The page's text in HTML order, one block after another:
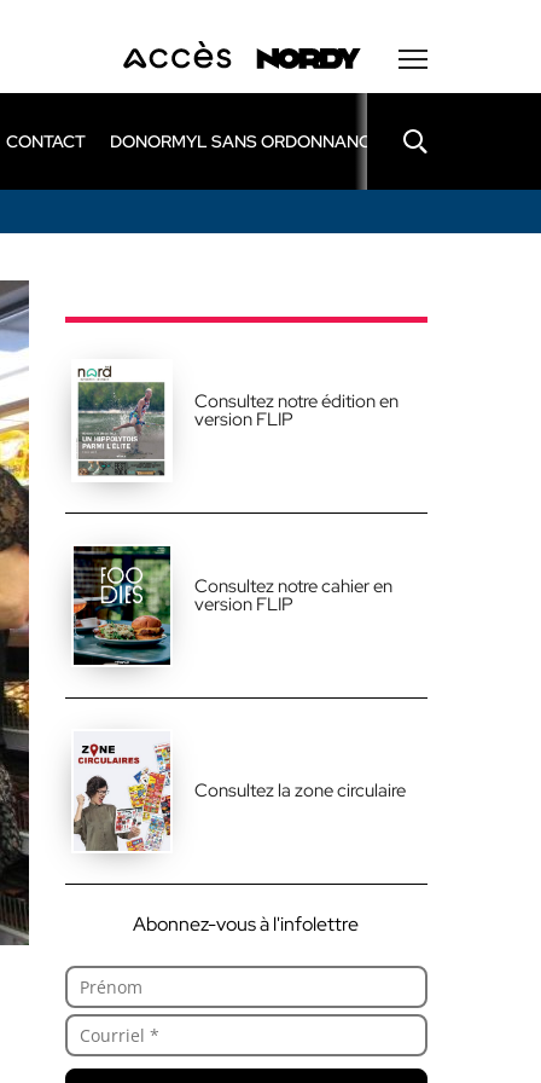
CONTACT DONORMYL SANS ORDONNANCE LEXOMIL SANS
Consultez notre édition en
version FLIP
Consultez notre cahier en
version FLIP
Consultez la zone circulaire
Abonnez-vous à l'infolettre